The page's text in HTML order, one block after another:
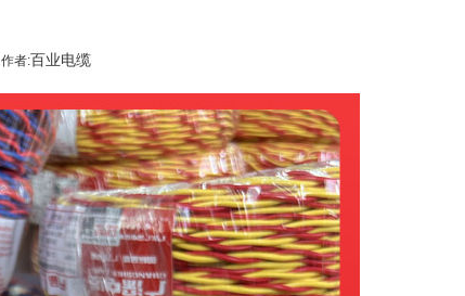
作者:百业电缆